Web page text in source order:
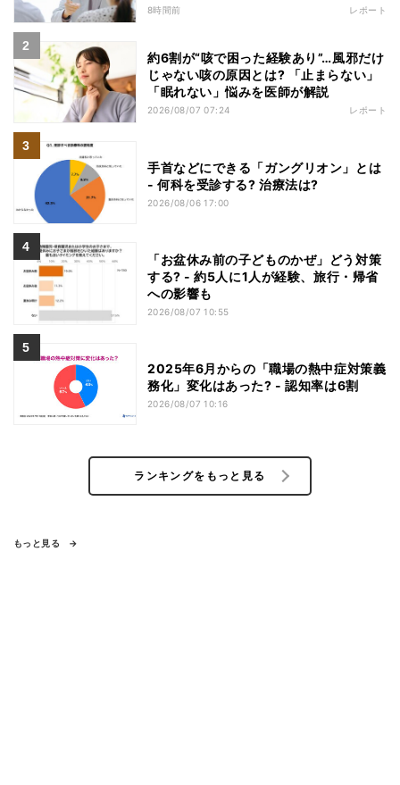
8時間前 レポート
約6割が“咳で困った経験あり”…風邪だけ
じゃない咳の原因とは? 「止まらない」
「眠れない」悩みを医師が解説
2026/08/07 07:24 レポート
手首などにできる「ガングリオン」とは
- 何科を受診する? 治療法は?
2026/08/06 17:00
「お盆休み前の子どものかぜ」どう対策
する? - 約5人に1人が経験、旅行・帰省
への影響も
2026/08/07 10:55
2025年6月からの「職場の熱中症対策義
務化」変化はあった? - 認知率は6割
2026/08/07 10:16
ランキングをもっと見る
もっと見る